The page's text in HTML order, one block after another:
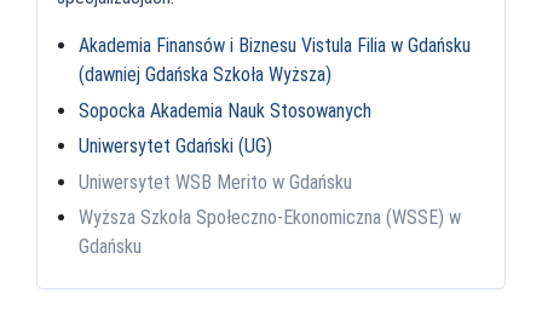
Akademia Finansów i Biznesu Vistula Filia w Gdańsku
(dawniej Gdańska Szkoła Wyższa)
Sopocka Akademia Nauk Stosowanych
Uniwersytet Gdański (UG)
Uniwersytet WSB Merito w Gdańsku
Wyższa Szkoła Społeczno-Ekonomiczna (WSSE) w
Gdańsku